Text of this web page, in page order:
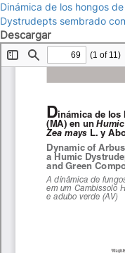
Dinámica de los hongos
Dystrudepts sembrado
Descargar